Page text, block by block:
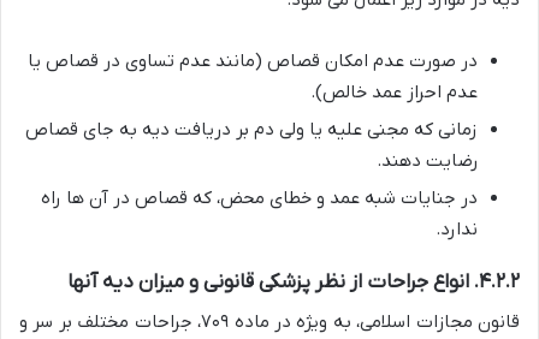
در صورت عدم امکان قصاص (مانند عدم تساوی در قصاص یا
عدم احراز عمد خالص).
زمانی که مجنی علیه یا ولی دم بر دریافت دیه به جای قصاص
رضایت دهند.
در جنایات شبه عمد و خطای محض، که قصاص در آن ها راه
ندارد.
۴.۲.۲. انواع جراحات از نظر پزشکی قانونی و میزان دیه آنها
قانون مجازات اسلامی، به ویژه در ماده ۷۰۹، جراحات مختلف بر سر و